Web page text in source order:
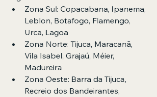
Zona Sul: Copacabana, Ipanema,
Leblon, Botafogo, Flamengo,
Urca, Lagoa
Zona Norte: Tijuca, Maracanã,
Vila Isabel, Grajaú, Méier,
Madureira
Zona Oeste: Barra da Tijuca,
Recreio dos Bandeirantes,